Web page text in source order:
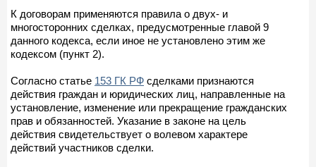
К договорам применяются правила о двух- и
многосторонних сделках, предусмотренные главой 9
данного кодекса, если иное не установлено этим же
кодексом (пункт 2).
Согласно статье 153 ГК РФ сделками признаются
действия граждан и юридических лиц, направленные на
установление, изменение или прекращение гражданских
прав и обязанностей. Указание в законе на цель
действия свидетельствует о волевом характере
действий участников сделки.